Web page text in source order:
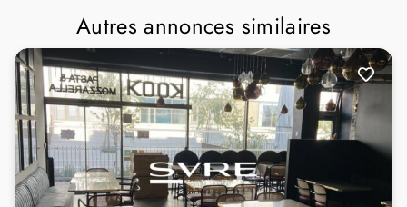
Autres annonces similaires